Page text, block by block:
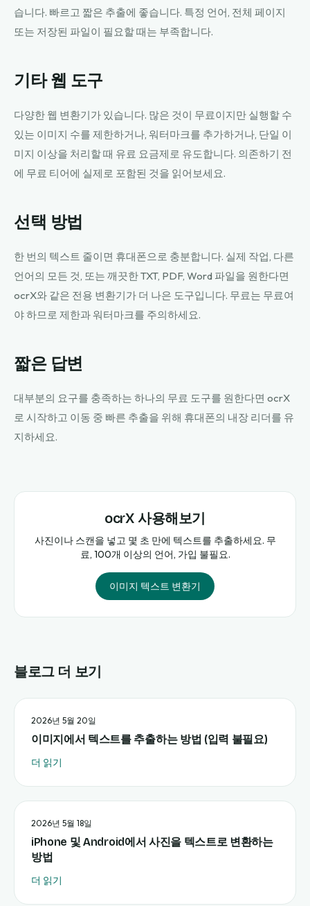
습니다. 빠르고 짧은 추출에 좋습니다. 특정 언어, 전체 페이지
또는 저장된 파일이 필요할 때는 부족합니다.
기타 웹 도구
다양한 웹 변환기가 있습니다. 많은 것이 무료이지만 실행할 수
있는 이미지 수를 제한하거나, 워터마크를 추가하거나, 단일 이
미지 이상을 처리할 때 유료 요금제로 유도합니다. 의존하기 전
에 무료 티어에 실제로 포함된 것을 읽어보세요.
선택 방법
한 번의 텍스트 줄이면 휴대폰으로 충분합니다. 실제 작업, 다른
언어의 모든 것, 또는 깨끗한 TXT, PDF, Word 파일을 원한다면
ocrX와 같은 전용 변환기가 더 나은 도구입니다. 무료는 무료여
야 하므로 제한과 워터마크를 주의하세요.
짧은 답변
대부분의 요구를 충족하는 하나의 무료 도구를 원한다면 ocrX
로 시작하고 이동 중 빠른 추출을 위해 휴대폰의 내장 리더를 유
지하세요.
ocrX 사용해보기
사진이나 스캔을 넣고 몇 초 만에 텍스트를 추출하세요. 무
료, 100개 이상의 언어, 가입 불필요.
이미지 텍스트 변환기
블로그 더 보기
2026년 5월 20일
이미지에서 텍스트를 추출하는 방법 (입력 불필요)
더 읽기
2026년 5월 18일
iPhone 및 Android에서 사진을 텍스트로 변환하는
방법
더 읽기